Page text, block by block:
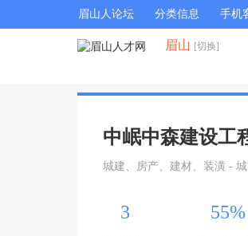
眉山人论坛 分类信息 手机
眉山 [切换]
中岷中森建设工
城建、房产、建材、装潢 -
3 55%